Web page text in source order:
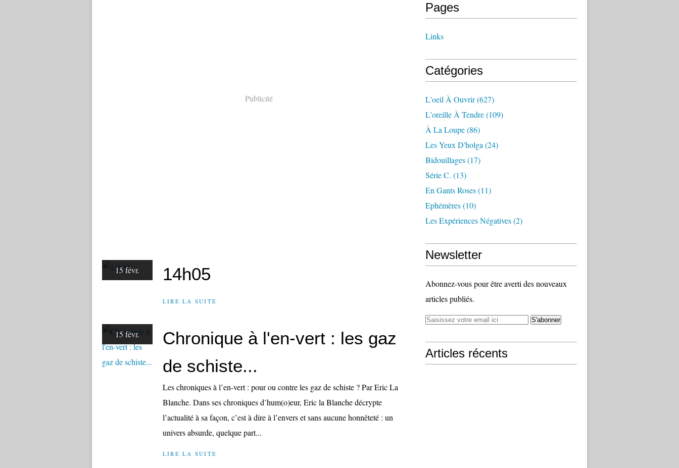
Publicité
15 févr. 14h05
LIRE LA SUITE
15 févr.
Chronique à l'en-vert : les gaz
de schiste...
Les chroniques à l’en-vert : pour ou contre les gaz de schiste ? Par Eric La
Blanche. Dans ses chroniques d’hum(o)eur, Eric la Blanche décrypte
l’actualité à sa façon, c’est à dire à l’envers et sans aucune honnêteté : un
univers absurde, quelque part...
LIRE LA SUITE
Pages
Links
Catégories
L'oeil À Ouvrir(627)
L'oreille À Tendre(109)
À La Loupe(86)
Les Yeux D'holga (24)
Bidouillages(17)
Série C. (13)
En Gants Roses(11)
Ephémères(10)
Les Expériences Négatives(2)
Newsletter
Abonnez-vous pour être averti des nouveaux
articles publiés.
Articles récents